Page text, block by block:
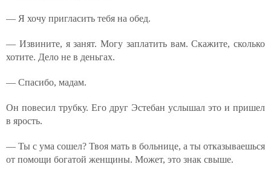
— Я хочу пригласить тебя на обед.
— Извините, я занят. Могу заплатить вам. Скажите, сколько
хотите. Дело не в деньгах.
— Спасибо, мадам.
Он повесил трубку. Его друг Эстебан услышал это и пришел
в ярость.
— Ты с ума сошел? Твоя мать в больнице, а ты отказываешься
от помощи богатой женщины. Может, это знак свыше.